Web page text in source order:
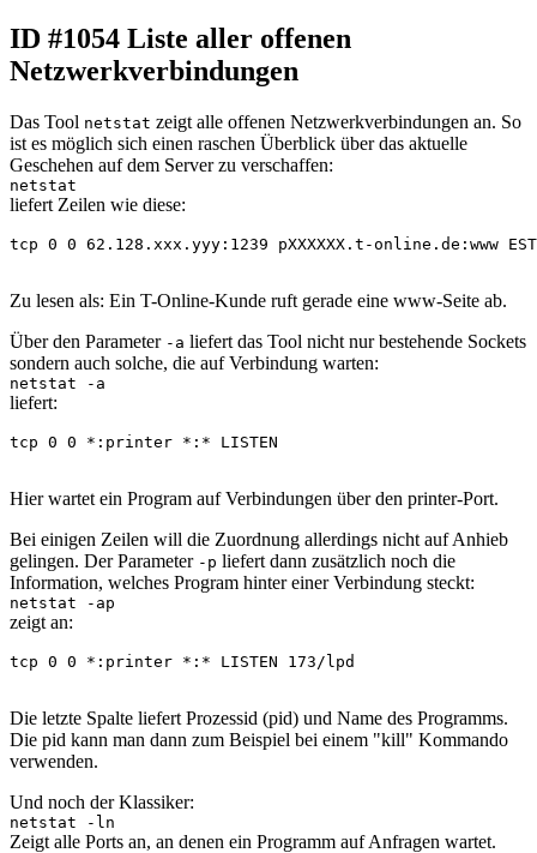
ID #1054 Liste aller offenen
Netzwerkverbindungen
Das Tool netstat zeigt alle offenen Netzwerkverbindungen an. So
ist es möglich sich einen raschen Überblick über das aktuelle
Geschehen auf dem Server zu verschaffen:
netstat
liefert Zeilen wie diese:
tcp 0 0 62.128.xxx.yyy:1239 pXXXXXX.t-online.de:www
Zu lesen als: Ein T-Online-Kunde ruft gerade eine www-Seite ab.
Über den Parameter -a liefert das Tool nicht nur bestehende Sockets
sondern auch solche, die auf Verbindung warten:
netstat -a
liefert:
tcp 0 0 *:printer *:* LISTEN
Hier wartet ein Program auf Verbindungen über den printer-Port.
Bei einigen Zeilen will die Zuordnung allerdings nicht auf Anhieb
gelingen. Der Parameter -p liefert dann zusätzlich noch die
Information, welches Program hinter einer Verbindung steckt:
netstat -ap
zeigt an:
tcp 0 0 *:printer *:* LISTEN 173/lpd
Die letzte Spalte liefert Prozessid (pid) und Name des Programms.
Die pid kann man dann zum Beispiel bei einem "kill" Kommando
verwenden.
Und noch der Klassiker:
netstat -ln
Zeigt alle Ports an, an denen ein Programm auf Anfragen wartet.